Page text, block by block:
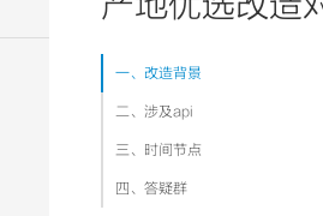
流量充值档位查询
一、改造背景
二、涉及api
三、时间节点
四、答疑群